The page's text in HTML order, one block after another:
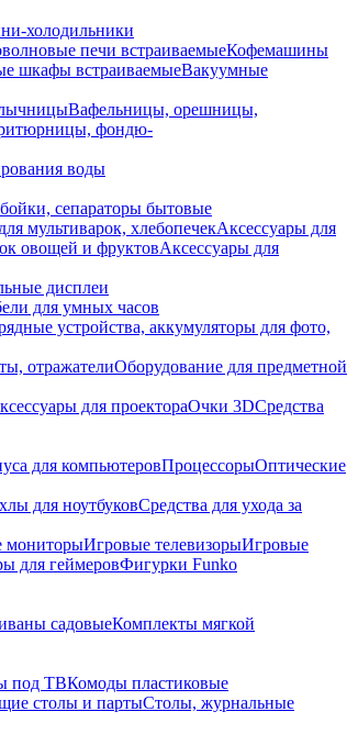
холодильники
печи встраиваемыеКофемашины
шкафы встраиваемыеВакуумные
Вафельницы, орешницы,
фондю-
воды
сепараторы бытовые
мультиварок, хлебопечекАксессуары для
овощей и фруктовАксессуары для
дисплеи
для умных часов
устройства, аккумуляторы для фото,
отражателиОборудование для предметной
для проектораОчки 3DСредства
для компьютеровПроцессорыОптические
для ноутбуковСредства для ухода за
мониторыИгровые телевизорыИгровые
для геймеровФигурки Funko
садовыеКомплекты мягкой
под ТВКомоды пластиковые
столы и партыСтолы, журнальные